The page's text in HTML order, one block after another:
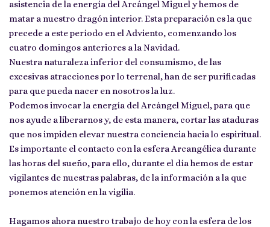
asistencia de la energía del Arcángel Miguel y hemos de
matar a nuestro dragón interior. Esta preparación es la que
precede a este período en el Adviento, comenzando los
cuatro domingos anteriores a la Navidad.
Nuestra naturaleza inferior del consumismo, de las
excesivas atracciones por lo terrenal, han de ser purificadas
para que pueda nacer en nosotros la luz.
Podemos invocar la energía del Arcángel Miguel, para que
nos ayude a liberarnos y, de esta manera, cortar las ataduras
que nos impiden elevar nuestra conciencia hacia lo espiritual.
Es importante el contacto con la esfera Arcangélica durante
las horas del sueño, para ello, durante el día hemos de estar
vigilantes de nuestras palabras, de la información a la que
ponemos atención en la vigilia.
Hagamos ahora nuestro trabajo de hoy con la esfera de los